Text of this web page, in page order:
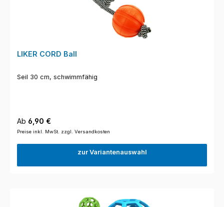
LIKER CORD Ball
Seil 30 cm, schwimmfähig
Regulärer Preis:
Ab 6,90 €
Preise inkl. MwSt. zzgl. Versandkosten
zur Variantenauswahl